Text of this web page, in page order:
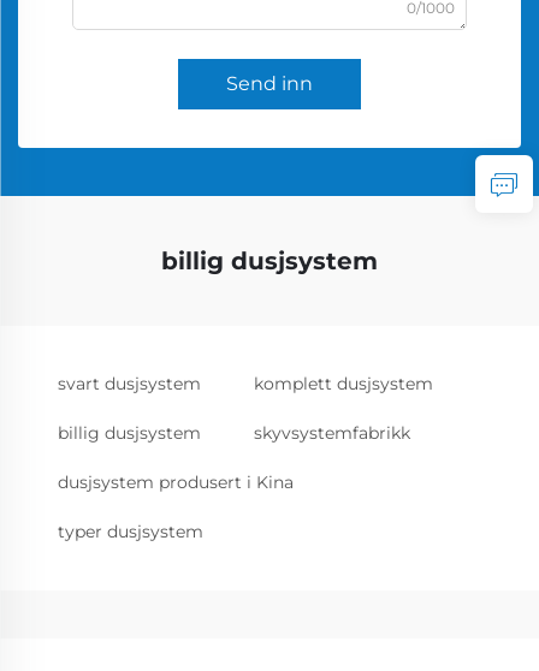
0/1000
Send inn
billig dusjsystem
svart dusjsystem komplett dusjsystem
billig dusjsystem skyvsystemfabrikk
dusjsystem produsert i Kina
typer dusjsystem